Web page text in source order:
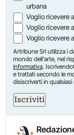
urbana
Voglio ricevere
Voglio ricevere
Voglio ricevere
Artribune Srl utilizza i
mondo dell'arte, nel
informativa.
e trattati secondo le
disiscriverti in
Iscriviti